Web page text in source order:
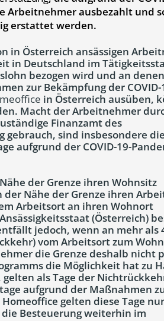
Arbeitnehmer ausbezahlt und
erstattet werden.
in Österreich ansässigen
in Deutschland im
bezogen wird und an denen
zur Bekämpfung der COVID-
in Österreich ausüben,
Macht der Arbeitnehmer
Finanzamt des
gebrauch, sind insbesondere
aufgrund der COVID-19-
der Grenze ihren Wohnsitz
Nähe der Grenze ihren
Arbeitsort an ihren Wohnort
(Österreich)
jedoch, wenn an mehr als
vom Arbeitsort zum
die Grenze deshalb nicht
die Möglichkeit hat zu
als Tage der
aufgrund der Maßnahmen
gelten diese Tage
Besteuerung weiterhin im